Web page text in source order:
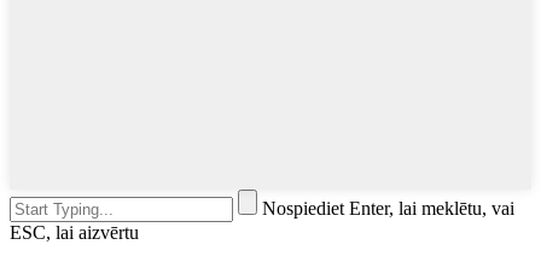
Nospiediet Enter, lai meklētu, vai
ESC, lai aizvērtu